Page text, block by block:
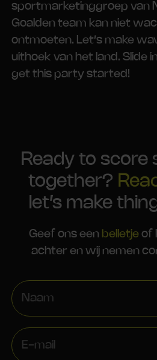
sportmarketinggroep van
Goalden team kan niet
ontmoeten. Let’s make
uithoek van het land. Slide
get this party started!
Ready to score
together?
let’s make
Geef ons een belletje of
achter en wij nemen